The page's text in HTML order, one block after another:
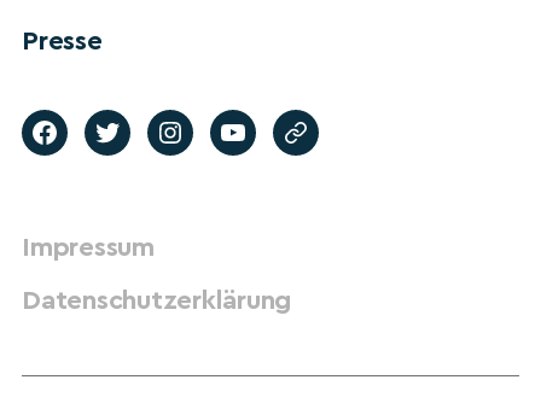
Presse
Impressum
Datenschutzerklärung